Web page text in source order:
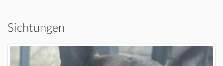
Sichtungen